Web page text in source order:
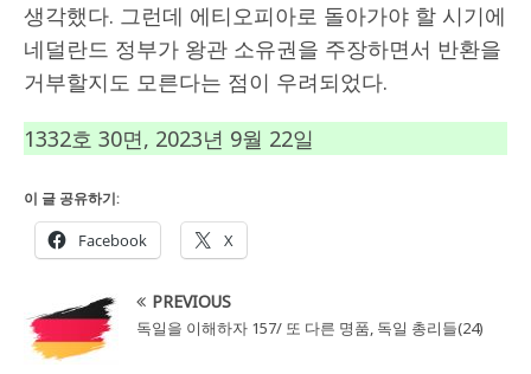
생각했다. 그런데 에티오피아로 돌아가야 할 시기에
네덜란드 정부가 왕관 소유권을 주장하면서 반환을
거부할지도 모른다는 점이 우려되었다.
1332호 30면, 2023년 9월 22일
이 글 공유하기:
Facebook X
PREVIOUS
독일을 이해하자 157/ 또 다른 명품, 독일 총리들(24)